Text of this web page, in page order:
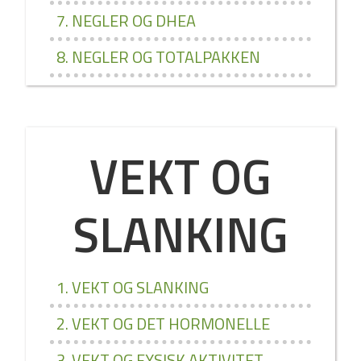
7. NEGLER OG DHEA
8. NEGLER OG TOTALPAKKEN
VEKT OG
SLANKING
1. VEKT OG SLANKING
2. VEKT OG DET HORMONELLE